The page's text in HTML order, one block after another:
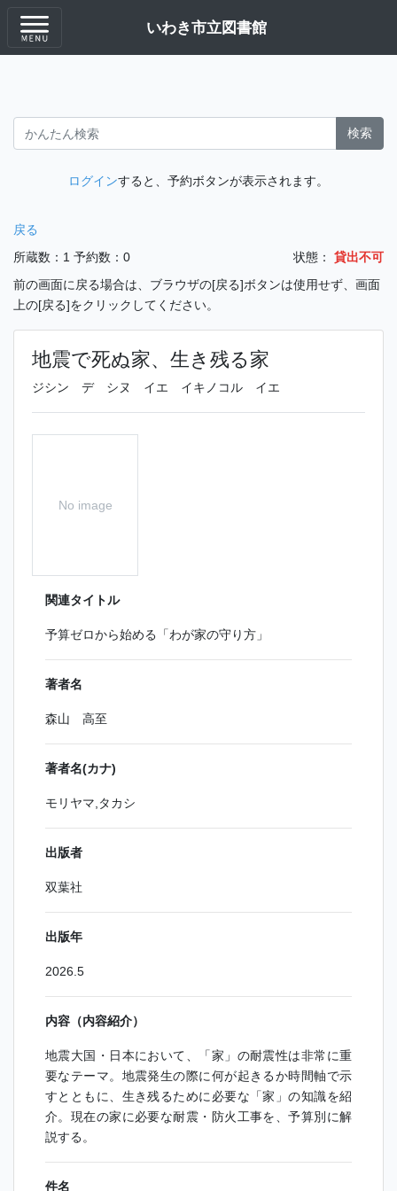
いわき市立図書館
検索
ログインすると、予約ボタンが表示されます。
戻る
所蔵数：1 予約数：0 状態：
貸出不可
前の画面に戻る場合は、ブラウザの[戻る]ボタンは使用せず、画面
上の[戻る]をクリックしてください。
地震で死ぬ家、生き残る家
ジシン デ シヌ イエ イキノコル イエ
No image
関連タイトル
予算ゼロから始める「わが家の守り方」
著者名
森山 高至
著者名(カナ)
モリヤマ,タカシ
出版者
双葉社
出版年
2026.5
内容（内容紹介）
地震大国・日本において、「家」の耐震性は非常に重
要なテーマ。地震発生の際に何が起きるか時間軸で示
すとともに、生き残るために必要な「家」の知識を紹
介。現在の家に必要な耐震・防火工事を、予算別に解
説する。
件名